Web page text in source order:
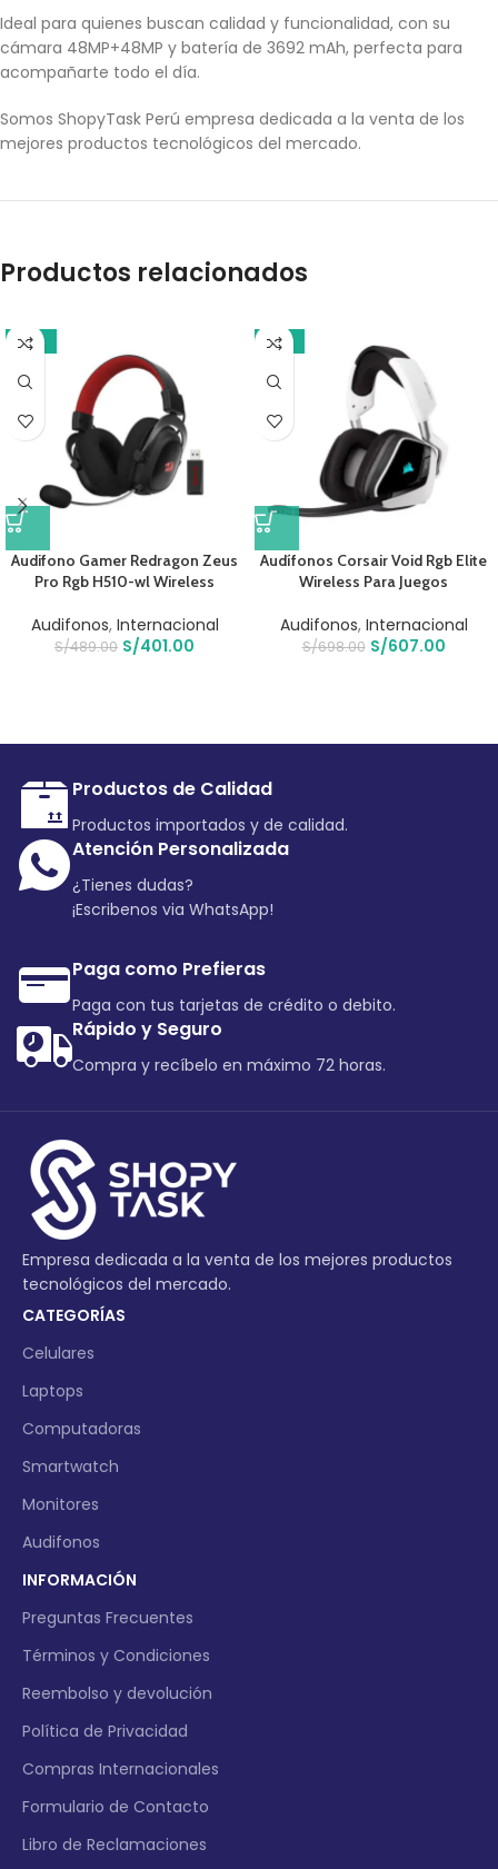
Ideal para quienes buscan calidad y funcionalidad, con su
cámara 48MP+48MP y batería de 3692 mAh, perfecta para
acompañarte todo el día.
Somos ShopyTask Perú empresa dedicada a la venta de los
mejores productos tecnológicos del mercado.
Productos relacionados
-18%
Audifono Gamer Redragon Zeus
Pro Rgb H510-wl Wireless
Audifonos, Internacional
S/489.00 S/401.00
-13%
Audífonos Corsair Void Rgb Elite
Wireless Para Juegos
Audifonos, Internacional
S/698.00 S/607.00
Productos de Calidad
Productos importados y de calidad.
Atención Personalizada
¿Tienes dudas?
¡Escribenos via WhatsApp!
Paga como Prefieras
Paga con tus tarjetas de crédito o debito.
Rápido y Seguro
Compra y recíbelo en máximo 72 horas.
Empresa dedicada a la venta de los mejores productos
tecnológicos del mercado.
CATEGORÍAS
Celulares
Laptops
Computadoras
Smartwatch
Monitores
Audifonos
INFORMACIÓN
Preguntas Frecuentes
Términos y Condiciones
Reembolso y devolución
Política de Privacidad
Compras Internacionales
Formulario de Contacto
Libro de Reclamaciones